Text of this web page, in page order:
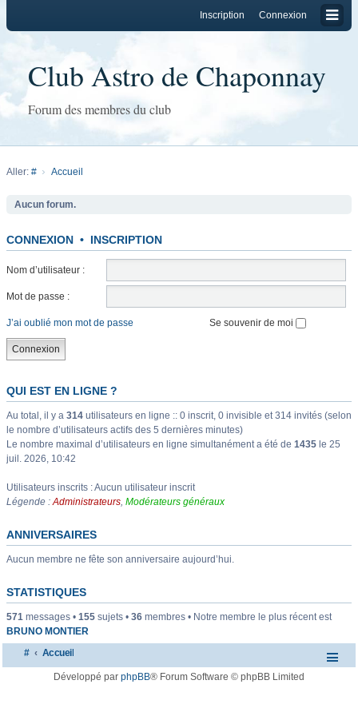
Connexion
Inscription
Club Astro de Chaponnay
Forum des membres du club
Aller: # Accueil
Aucun forum.
CONNEXION • INSCRIPTION
Nom d’utilisateur :
Mot de passe :
J’ai oublié mon mot de passe Se souvenir de moi
QUI EST EN LIGNE ?
Au total, il y a 314 utilisateurs en ligne :: 0 inscrit, 0 invisible et 314 invités (selon
le nombre d’utilisateurs actifs des 5 dernières minutes)
Le nombre maximal d’utilisateurs en ligne simultanément a été de 1435 le 25
juil. 2026, 10:42
Utilisateurs inscrits : Aucun utilisateur inscrit
Légende :Administrateurs, Modérateurs généraux
ANNIVERSAIRES
Aucun membre ne fête son anniversaire aujourd’hui.
STATISTIQUES
571 messages • 155 sujets • 36 membres • Notre membre le plus récent est
BRUNO MONTIER
#
Accueil
Développé par phpBB® Forum Software © phpBB Limited